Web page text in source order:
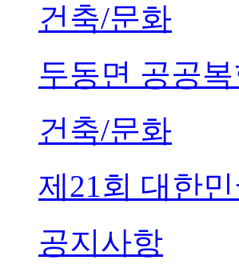
건축/문화
두동면 공공
건축/문화
제21회 대한
공지사항